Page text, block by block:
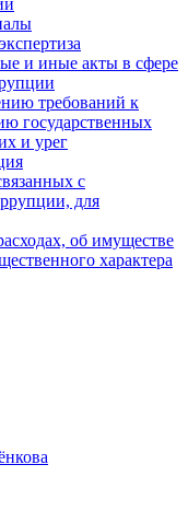
и иные акты в сфере
требований к
государственных
и урег
с
для
об имуществе
характера